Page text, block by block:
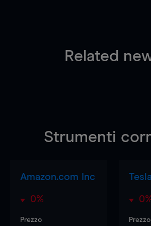
Related
Strumenti
Amazon.com Inc
0%
Prezzo Prezzo